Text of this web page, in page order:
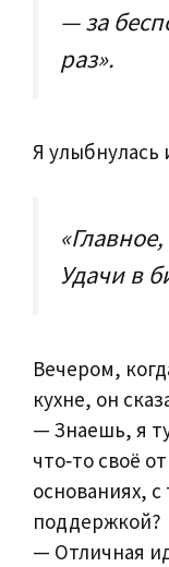
— за
раз».
Я улыбнулась
Удачи в
Вечером,
кухне, он
— Знаешь, я
что‑то своё
основаниях,
поддержкой?
— Отличная